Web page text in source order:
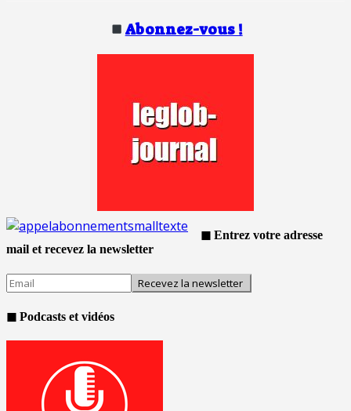
Abonnez-vous !
◼ Entrez votre adresse
mail et recevez la newsletter
◼ Podcasts et vidéos